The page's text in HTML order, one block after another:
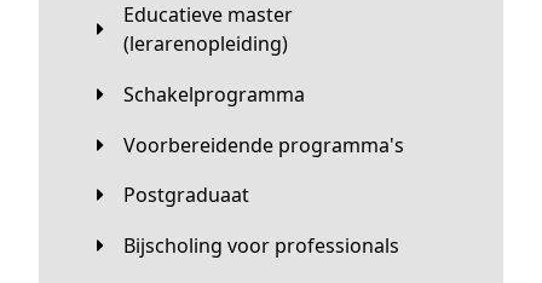
Educatieve master
(lerarenopleiding)
Schakelprogramma
Voorbereidende programma's
Postgraduaat
Bijscholing voor professionals